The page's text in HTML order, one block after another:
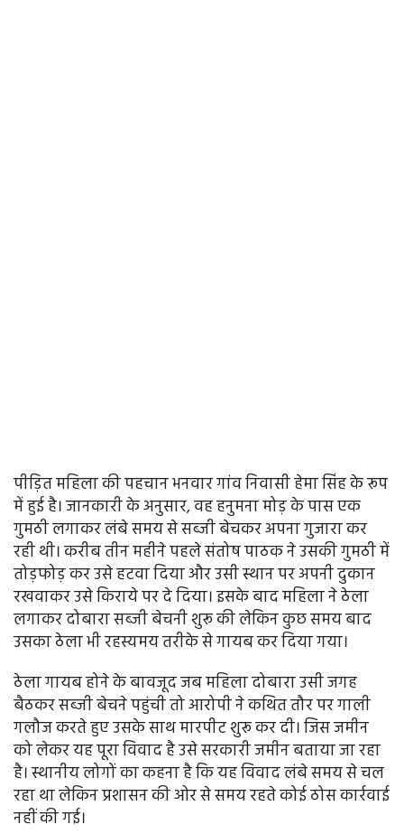
पीड़ित महिला की पहचान भनवार गांव निवासी हेमा सिंह के रूप
में हुई है। जानकारी के अनुसार, वह हनुमना मोड़ के पास एक
गुमठी लगाकर लंबे समय से सब्जी बेचकर अपना गुजारा कर
रही थी। करीब तीन महीने पहले संतोष पाठक ने उसकी गुमठी में
तोड़फोड़ कर उसे हटवा दिया और उसी स्थान पर अपनी दुकान
रखवाकर उसे किराये पर दे दिया। इसके बाद महिला ने ठेला
लगाकर दोबारा सब्जी बेचनी शुरू की लेकिन कुछ समय बाद
उसका ठेला भी रहस्यमय तरीके से गायब कर दिया गया।
ठेला गायब होने के बावजूद जब महिला दोबारा उसी जगह
बैठकर सब्जी बेचने पहुंची तो आरोपी ने कथित तौर पर गाली
गलौज करते हुए उसके साथ मारपीट शुरू कर दी। जिस जमीन
को लेकर यह पूरा विवाद है उसे सरकारी जमीन बताया जा रहा
है। स्थानीय लोगों का कहना है कि यह विवाद लंबे समय से चल
रहा था लेकिन प्रशासन की ओर से समय रहते कोई ठोस कार्रवाई
नहीं की गई।